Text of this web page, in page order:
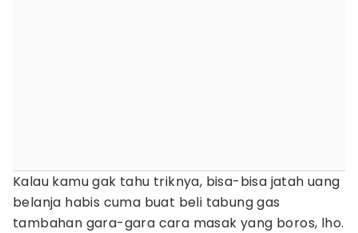
Kalau kamu gak tahu triknya, bisa-bisa jatah uang
belanja habis cuma buat beli tabung gas
tambahan gara-gara cara masak yang boros, lho.